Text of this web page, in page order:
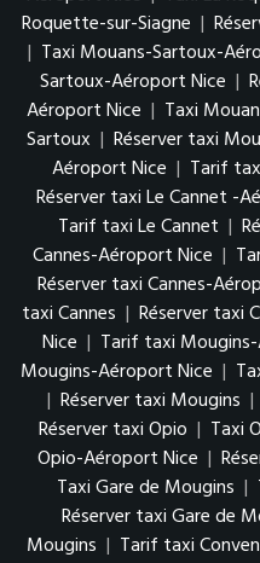
Roquette-sur-Siagne |
| Taxi Mouans-Sartoux-
Sartoux-Aéroport Nice |
Aéroport Nice | Taxi
Sartoux | Réserver taxi
Aéroport Nice | Tarif
Réserver taxi Le Cannet -
Tarif taxi Le Cannet |
Cannes-Aéroport Nice |
Réserver taxi Cannes-
taxi Cannes | Réserver taxi
Nice | Tarif taxi
Mougins-Aéroport Nice |
| Réserver taxi Mougins |
Réserver taxi Opio | Taxi
Opio-Aéroport Nice |
Taxi Gare de Mougins |
Réserver taxi Gare de
Mougins | Tarif taxi